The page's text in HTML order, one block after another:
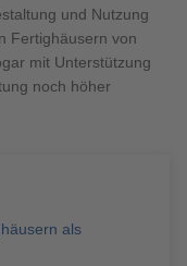
und Nutzung
Fertighäusern von
mit Unterstützung
noch höher
als